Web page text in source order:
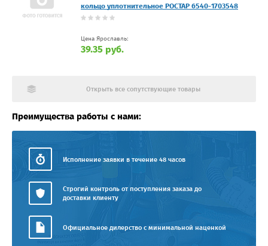
кольцо уплотнительное РОСТАР 6540-1703548
Цена Ярославль:
39.35 руб.
Открыть все сопутствующие товары
Преимущества работы с нами:
Исполнение заявки в течение 48 часов
Строгий контроль от поступления заказа до
доставки клиенту
Официальное дилерство с минимальной наценкой